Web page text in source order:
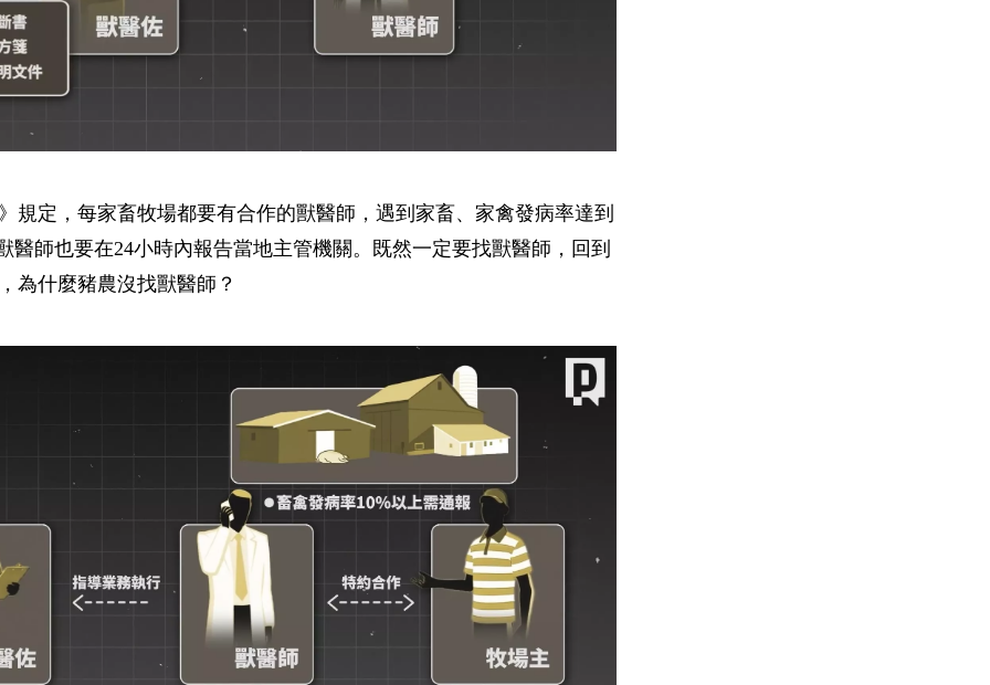
規定，每家畜牧場都要有合作的獸醫師，遇到家畜、家禽發病率達到
醫師也要在24小時內報告當地主管機關。既然一定要找獸醫師，回到
為什麼豬農沒找獸醫師？